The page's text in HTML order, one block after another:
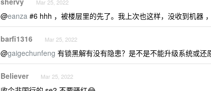
Mar 25, 2022
@eanza #6 hhh ，被楼层里的先了。我上次也这样，没收到机器
barfi1316 Mar 25, 2022
@gaigechunfeng 有锁黑解有没有隐患？是不是不能升级系统或还
Believer Mar 25, 2022